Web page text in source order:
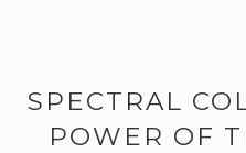
SPECTRAL
POWER OF